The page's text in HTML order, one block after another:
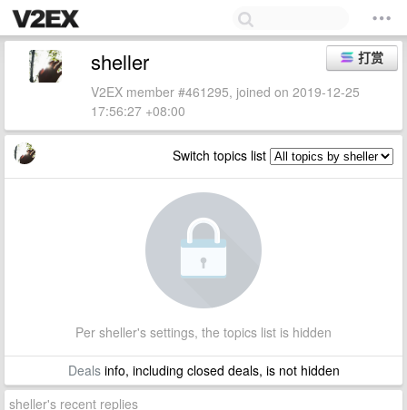
打赏
sheller
V2EX member #461295, joined on 2019-12-25
17:56:27 +08:00
Switch topics list
Per sheller's settings, the topics list is hidden
Dealsinfo, including closed deals, is not hidden
sheller's recent replies